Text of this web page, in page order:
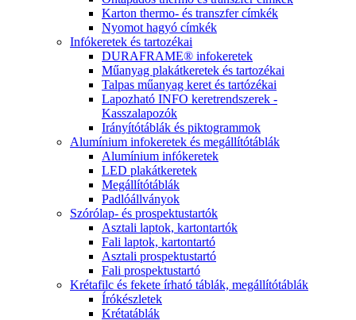
Karton thermo- és transzfer címkék
Nyomot hagyó címkék
Infókeretek és tartozékai
DURAFRAME® infokeretek
Műanyag plakátkeretek és tartozékai
Talpas műanyag keret és tartózékai
Lapozható INFO keretrendszerek -
Kasszalapozók
Irányítótáblák és piktogrammok
Alumínium infokeretek és megállítótáblák
Alumínium infókeretek
LED plakátkeretek
Megállítótáblák
Padlóállványok
Szórólap- és prospektustartók
Asztali laptok, kartontartók
Fali laptok, kartontartó
Asztali prospektustartó
Fali prospektustartó
Krétafilc és fekete írható táblák, megállítótáblák
Írókészletek
Krétatáblák